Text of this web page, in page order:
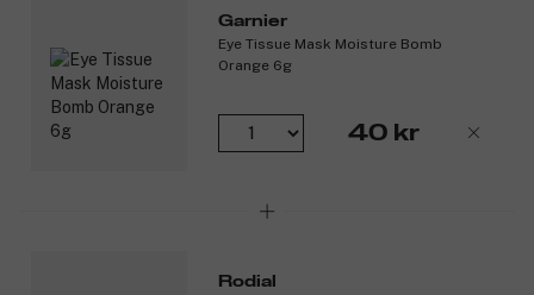
Garnier
Eye Tissue Mask Moisture Bomb
Orange 6g
40 kr
Rodial